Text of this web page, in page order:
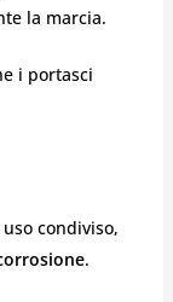
la marcia.
i portasci
condiviso,
.